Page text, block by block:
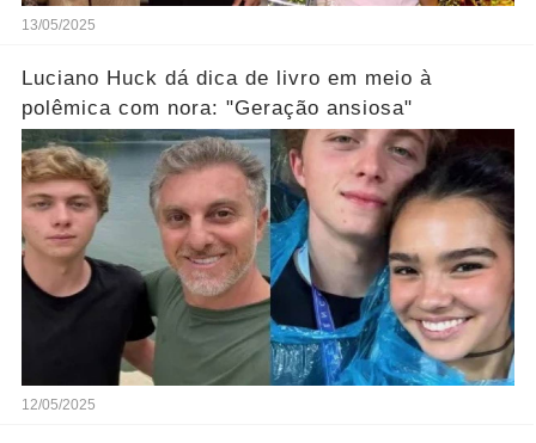
13/05/2025
Luciano Huck dá dica de livro em meio à
polêmica com nora: "Geração ansiosa"
12/05/2025